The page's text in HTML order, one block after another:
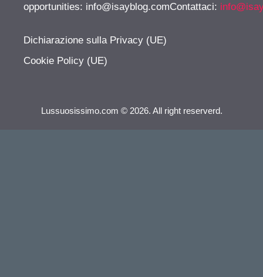
opportunities: info@isayblog.comContattaci:
Dichiarazione sulla Privacy (UE)
Cookie Policy (UE)
Lussuosissimo.com © 2026. All right reserverd.